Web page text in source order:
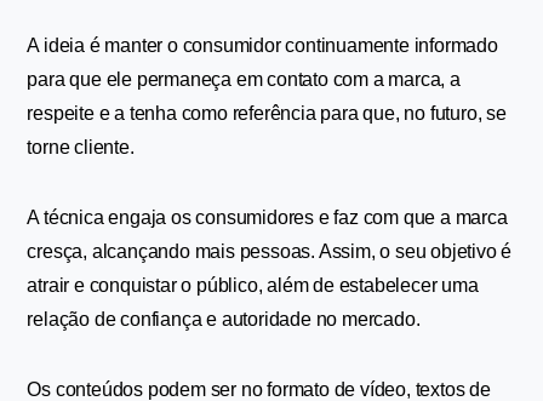
A ideia é manter o consumidor continuamente informado
para que ele permaneça em contato com a marca, a
respeite e a tenha como referência para que, no futuro, se
torne cliente.
A técnica engaja os consumidores e faz com que a marca
cresça, alcançando mais pessoas. Assim, o seu objetivo é
atrair e conquistar o público, além de estabelecer uma
relação de confiança e autoridade no mercado.
Os conteúdos podem ser no formato de vídeo, textos de